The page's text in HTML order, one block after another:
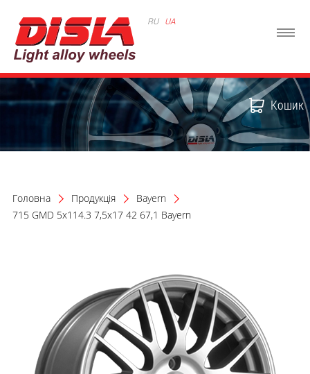
RU UA
Кошик
Головна Продукція
Bayern
715 GMD 5x114.3 7,5x17 42 67,1 Bayern